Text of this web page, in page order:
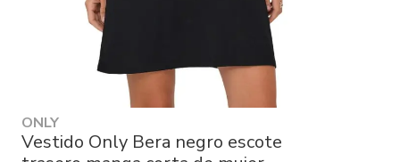
ONLY
Vestido Only Bera negro escote